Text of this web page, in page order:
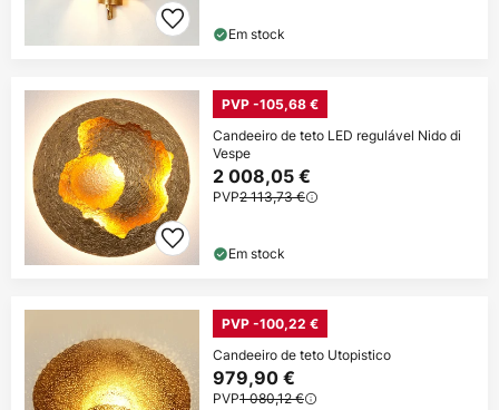
Em stock
PVP -105,68 €
Candeeiro de teto LED regulável Nido di
Vespe
2 008,05 €
PVP2 113,73 €
Em stock
PVP -100,22 €
Candeeiro de teto Utopistico
979,90 €
PVP1 080,12 €